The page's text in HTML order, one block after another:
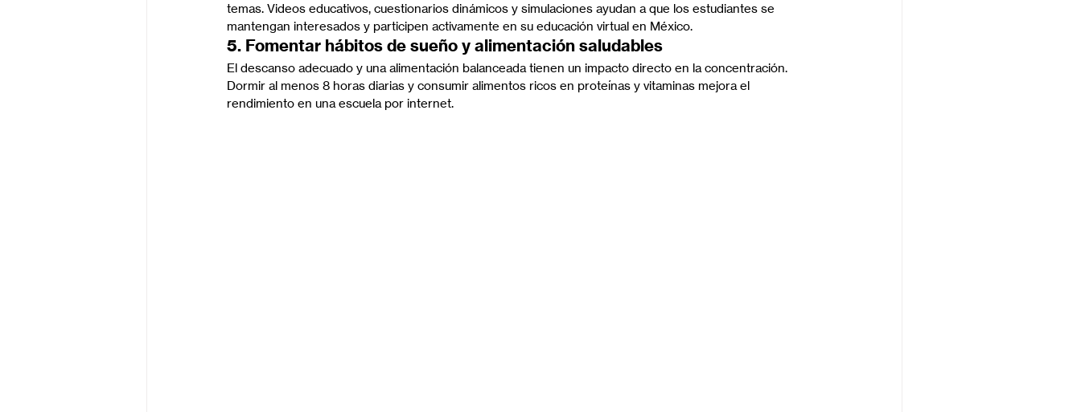
temas. Videos educativos, cuestionarios dinámicos y simulaciones ayudan a que los estudiantes se
mantengan interesados y participen activamente en su educación virtual en México.
5. Fomentar hábitos de sueño y alimentación saludables
El descanso adecuado y una alimentación balanceada tienen un impacto directo en la concentración.
Dormir al menos 8 horas diarias y consumir alimentos ricos en proteínas y vitaminas mejora el
rendimiento en una escuela por internet.